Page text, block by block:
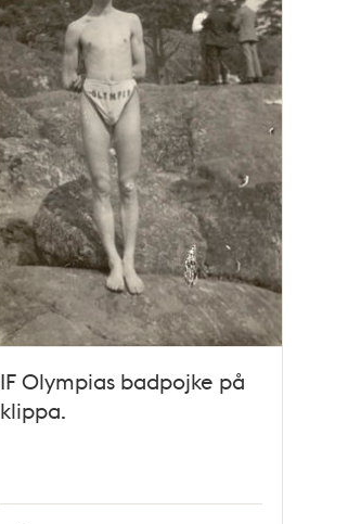
IF Olympias badpojke på
klippa.